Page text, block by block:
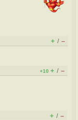
+ / –
+10 + / –
+ / –